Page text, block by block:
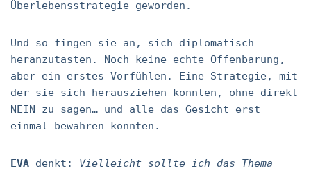
Überlebensstrategie geworden.
Und so fingen sie an, sich diplomatisch
heranzutasten. Noch keine echte Offenbarung,
aber ein erstes Vorfühlen. Eine Strategie, mit
der sie sich herausziehen konnten, ohne direkt
NEIN zu sagen… und alle das Gesicht erst
einmal bewahren konnten.
EVA denkt: Vielleicht sollte ich das Thema